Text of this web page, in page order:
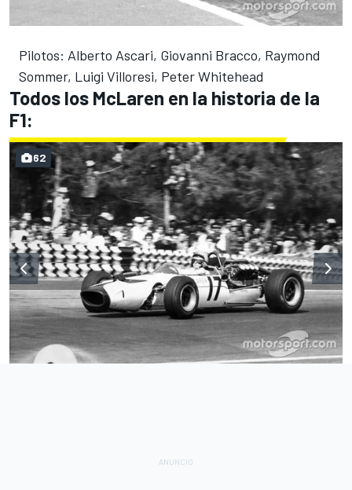
Pilotos: Alberto Ascari, Giovanni Bracco, Raymond
Sommer, Luigi Villoresi, Peter Whitehead
Todos los McLaren en la historia de la
F1:
62